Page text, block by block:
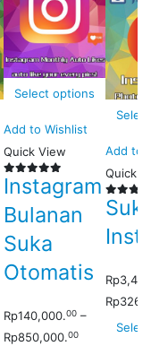
Select options
Add to Wishlist
Quick View
0out of 5
Instagram
Bulanan
Suka
Otomatis
Rp140,000.00 –
Rp850,000.00
Add to
Quick
0out of
Rp
Rp